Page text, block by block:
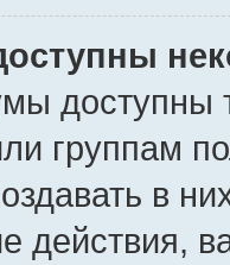
доступны
группам
в
действия,